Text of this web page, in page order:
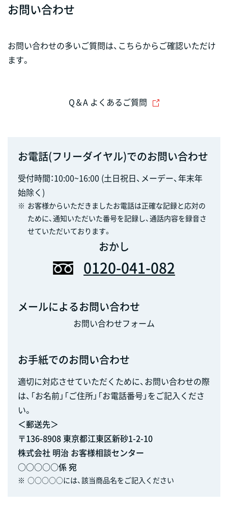
お問い合わせ
お問い合わせの多いご質問は、こちらからご確認いただけ
ます。
Q＆A よくあるご質問
お電話(フリーダイヤル)でのお問い合わせ
受付時間：10:00~16:00 (土日祝日、メーデー、年末年
始除く)
※ お客様からいただきましたお電話は正確な記録と応対の
ために、通知いただいた番号を記録し、通話内容を録音さ
せていただいております。
おかし
0120-041-082
メールによるお問い合わせ
お問い合わせフォーム
お手紙でのお問い合わせ
適切に対応させていただくために、お問い合わせの際
は、「お名前」「ご住所」「お電話番号」をご記入くださ
い。
＜郵送先＞
〒136-8908 東京都江東区新砂1-2-10
株式会社 明治 お客様相談センター
○○○○○係 宛
※ ○○○○○には、該当商品名をご記入ください